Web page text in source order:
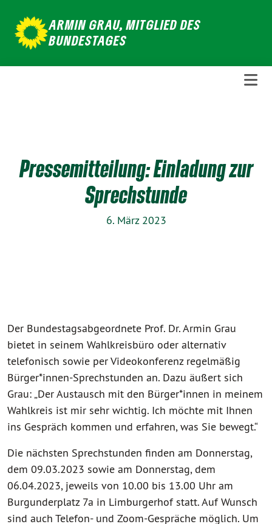
zum
Inhalt
ARMIN GRAU, MITGLIED DES
BUNDESTAGES
Pressemitteilung: Einladung zur
Sprechstunde
6. März 2023
Der Bundestagsabgeordnete Prof. Dr. Armin Grau
bietet in seinem Wahlkreisbüro oder alternativ
telefonisch sowie per Videokonferenz regelmäßig
Bürger*innen-Sprechstunden an. Dazu äußert sich
Grau: „Der Austausch mit den Bürger*innen in meinem
Wahlkreis ist mir sehr wichtig. Ich möchte mit Ihnen
ins Gespräch kommen und erfahren, was Sie bewegt.“
Die nächsten Sprechstunden finden am Donnerstag,
dem 09.03.2023 sowie am Donnerstag, dem
06.04.2023, jeweils von 10.00 bis 13.00 Uhr am
Burgunderplatz 7a in Limburgerhof statt. Auf Wunsch
sind auch Telefon- und Zoom-Gespräche möglich. Um